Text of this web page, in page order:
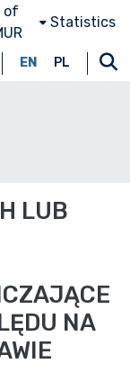
of
Statistics
EN PL
LUB
NA